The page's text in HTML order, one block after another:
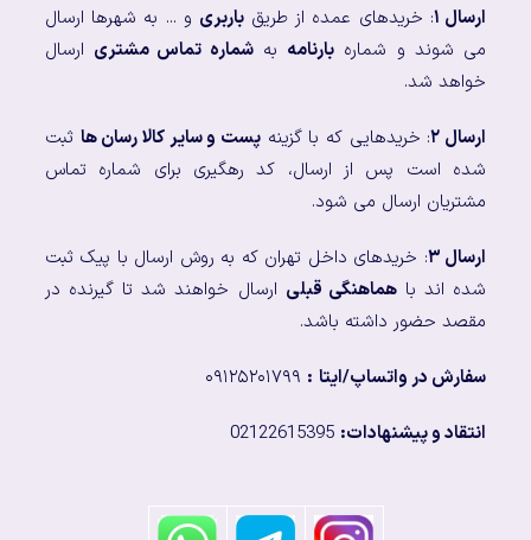
ارسال ۱ : خریدهای عمده از طریقباربری و ... به شهرها ارسال
می شوند و شماره بارنامه بهشماره تماس مشتری ارسال
خواهد شد.
ارسال ۲ : خریدهایی که با گزینه پست و سایر کالا رسان ها ثبت
شده است پس از ارسال، کد رهگیری برای شماره تماس
مشتریان ارسال می شود.
ارسال ۳
: خریدهای داخل تهران که به روش ارسال با پیک ثبت
شده اند باهماهنگی قبلی ارسال خواهند شد تا گیرنده در
مقصد حضور داشته باشد.
سفارش در واتساپ/ایتا :
انتقاد و پیشنهادات: